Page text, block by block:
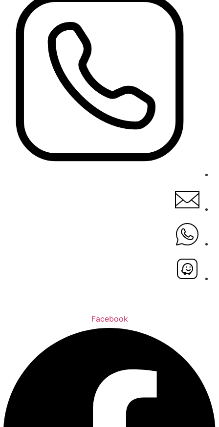
Facebook